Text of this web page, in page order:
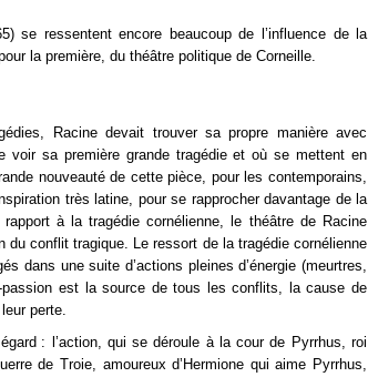
se ressentent encore beaucoup de l’influence de la
la première, du théâtre politique de Corneille.
Racine devait trouver sa propre manière avec
voir sa première grande tragédie et où se mettent en
nouveauté de cette pièce, pour les contemporains,
très latine, pour se rapprocher davantage de la
à la tragédie cornélienne, le théâtre de Racine
conflit tragique. Le ressort de la tragédie cornélienne
dans une suite d’actions pleines d’énergie (meurtres,
passion est la source de tous les conflits, la cause de
perte.
: l’action, qui se déroule à la cour de Pyrrhus, roi
de Troie, amoureux d’Hermione qui aime Pyrrhus,